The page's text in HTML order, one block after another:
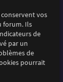
vos
forum. Ils
de
par un
de
pourrait